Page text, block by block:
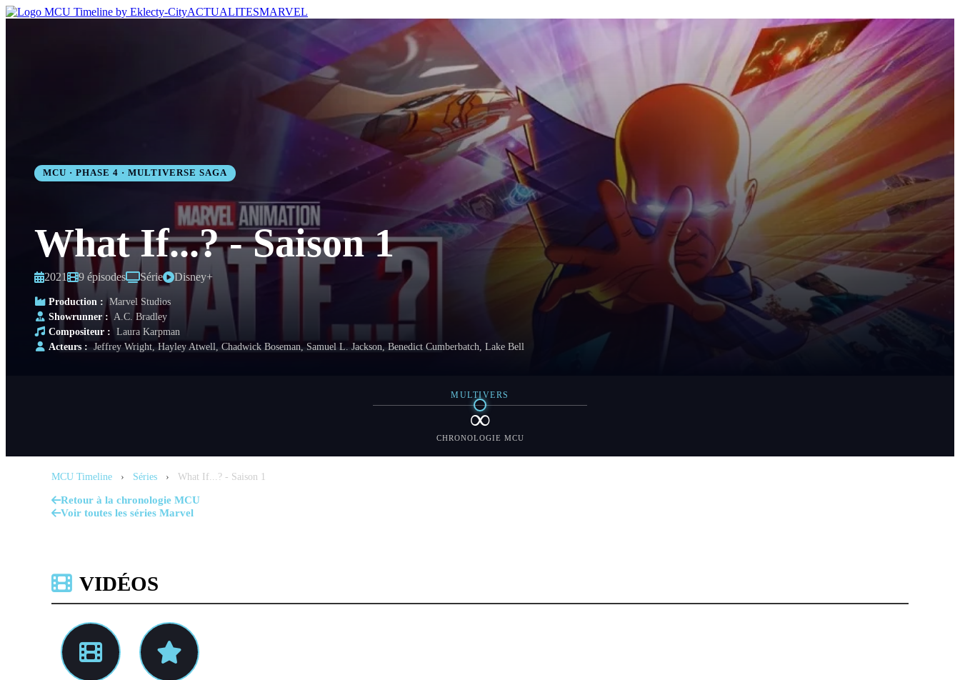
ACTUALITESMARVEL
MCU · PHASE 4 · MULTIVERSE SAGA
What If...? - Saison 1
2021 9 épisodes Série Disney+
Production : Marvel Studios
Showrunner : A.C. Bradley
Compositeur : Laura Karpman
Acteurs : Jeffrey Wright, Hayley Atwell, Chadwick Boseman, Samuel L. Jackson, Benedict Cumberbatch, Lake Bell
MULTIVERS
∞
CHRONOLOGIE MCU
MCU Timeline › Séries › What If...? - Saison 1
Retour à la chronologie MCU
Voir toutes les séries Marvel
VIDÉOS